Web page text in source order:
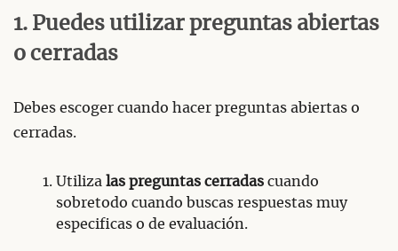
1. Puedes utilizar preguntas abiertas
o cerradas
Debes escoger cuando hacer preguntas abiertas o
cerradas.
Utiliza las preguntas cerradas cuando
sobretodo cuando buscas respuestas muy
especificas o de evaluación.